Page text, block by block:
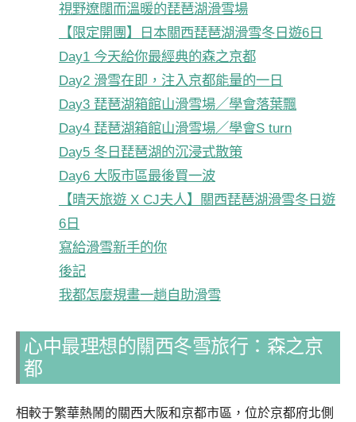
視野遼闊而溫暖的琵琶湖滑雪場
【限定開團】日本關西琵琶湖滑雪冬日遊6日
Day1 今天給你最經典的森之京都
Day2 滑雪在即，注入京都能量的一日
Day3 琵琶湖箱館山滑雪場／學會落葉飄
Day4 琵琶湖箱館山滑雪場／學會S turn
Day5 冬日琵琶湖的沉浸式散策
Day6 大阪市區最後買一波
【晴天旅遊 X CJ夫人】關西琵琶湖滑雪冬日遊
6日
寫給滑雪新手的你
後記
我都怎麼規畫一趟自助滑雪
心中最理想的關西冬雪旅行：森之京
都
相較于繁華熱鬧的關西大阪和京都市區，位於京都府北側